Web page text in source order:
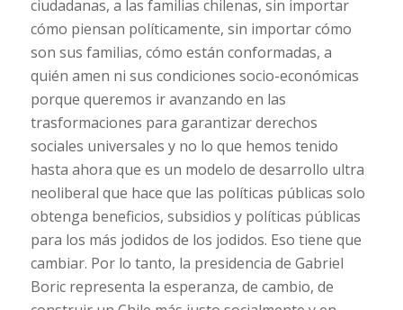
ciudadanas, a las familias chilenas, sin importar
cómo piensan políticamente, sin importar cómo
son sus familias, cómo están conformadas, a
quién amen ni sus condiciones socio-económicas
porque queremos ir avanzando en las
trasformaciones para garantizar derechos
sociales universales y no lo que hemos tenido
hasta ahora que es un modelo de desarrollo ultra
neoliberal que hace que las políticas públicas solo
obtenga beneficios, subsidios y políticas públicas
para los más jodidos de los jodidos. Eso tiene que
cambiar. Por lo tanto, la presidencia de Gabriel
Boric representa la esperanza, de cambio, de